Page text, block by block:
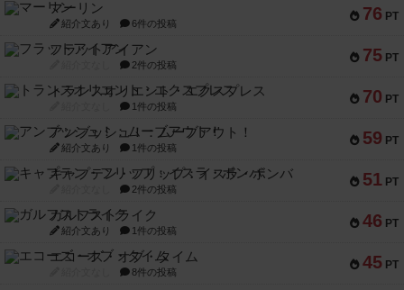
76 PT
マーリン
紹介文あり 6件の投稿
75 PT
フラットアイアン
2件の投稿
70 PT
トランスオリエント・エクスプレス
1件の投稿
59 PT
アンブッシュ！：ムーブアウト！
紹介文あり 1件の投稿
51 PT
キャプテン・フリップ：イスラ・ボンバ
2件の投稿
46 PT
ガルフストライク
紹介文あり 1件の投稿
45 PT
エコーズ・オブ・タイム
8件の投稿